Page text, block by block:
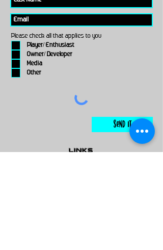
Please check all that applies to you
Player/ Enthusiast
Owner/ Developer
Media
Other
Send It
links